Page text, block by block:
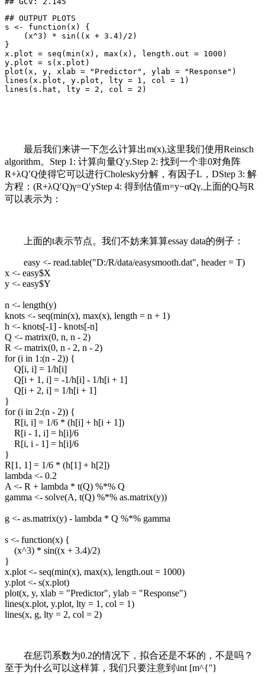
## OUTPUT PLOTS
s <- function(x) {
    (x^3) * sin((x + 3.4)/2)
}
x.plot = seq(min(x), max(x), length.out = 1000)
y.plot = s(x.plot)
plot(x, y, xlab = "Predictor", ylab = "Response")
lines(x.plot, y.plot, lty = 1, col = 1)
lines(s.hat, lty = 2, col = 2)
最后我们来讲一下怎么计算出m(x),这里我们使用Reinsch
algorithm。Step 1: 计算向量Q′y.Step 2: 找到一个非0对角阵
R+λQ′Q使得它可以进行Cholesky分解，有因子L，DStep 3: 解
方程：(R+λQ′Q)γ=Q′yStep 4: 得到估值m=y−αQγ.上面的Q与R
可以表示为：
上面的t表示节点。我们不妨来算算essay data的例子：
easy <- read.table("D:/R/data/easysmooth.dat", header = T)
x <- easy$X
y <- easy$Y
n <- length(y)
knots <- seq(min(x), max(x), length = n + 1)
h <- knots[-1] - knots[-n]
Q <- matrix(0, n, n - 2)
R <- matrix(0, n - 2, n - 2)
for (i in 1:(n - 2)) {
Q[i, i] = 1/h[i]
Q[i + 1, i] = -1/h[i] - 1/h[i + 1]
Q[i + 2, i] = 1/h[i + 1]
}
for (i in 2:(n - 2)) {
R[i, i] = 1/6 * (h[i] + h[i + 1])
R[i - 1, i] = h[i]/6
R[i, i - 1] = h[i]/6
}
R[1, 1] = 1/6 * (h[1] + h[2])
lambda <- 0.2
A <- R + lambda * t(Q) %*% Q
gamma <- solve(A, t(Q) %*% as.matrix(y))
g <- as.matrix(y) - lambda * Q %*% gamma
s <- function(x) {
(x^3) * sin((x + 3.4)/2)
}
x.plot <- seq(min(x), max(x), length.out = 1000)
y.plot <- s(x.plot)
plot(x, y, xlab = "Predictor", ylab = "Response")
lines(x.plot, y.plot, lty = 1, col = 1)
lines(x, g, lty = 2, col = 2)
在惩罚系数为0.2的情况下，拟合还是不坏的，不是吗？
至于为什么可以这样算，我们只要注意到\int [m^{''}